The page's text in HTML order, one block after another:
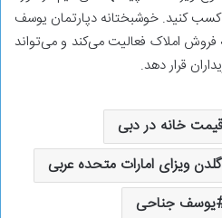
کنید. خوشبختانه دپارتمان یوسف
املاک فعالیت می‌کند و می‌تواند
قرار دهد.
قیمت خانه در دبی
گلدن ویزای امارات متحده عربی
یوسف جناحی